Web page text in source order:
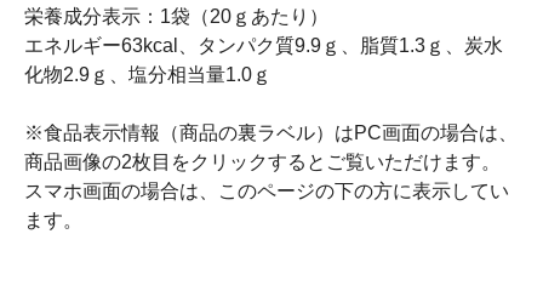
栄養成分表示：1袋（20ｇあたり）
エネルギー63kcal、タンパク質9.9ｇ、脂質1.3ｇ、炭水
化物2.9ｇ、塩分相当量1.0ｇ
※食品表示情報（商品の裏ラベル）はPC画面の場合は、
商品画像の2枚目をクリックするとご覧いただけます。
スマホ画面の場合は、このページの下の方に表示してい
ます。